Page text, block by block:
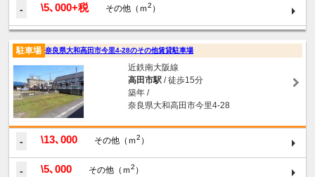
- \5､000+税 その他（ｍ2 ）
駐車場 奈良県大和高田市今里4-28のその他賃貸駐車場
近鉄南大阪線
高田市駅/ 徒歩15分
築年 /
奈良県大和高田市今里4-28
- \13､000 その他（ｍ2 ）
- \5､000 その他（ｍ2 ）